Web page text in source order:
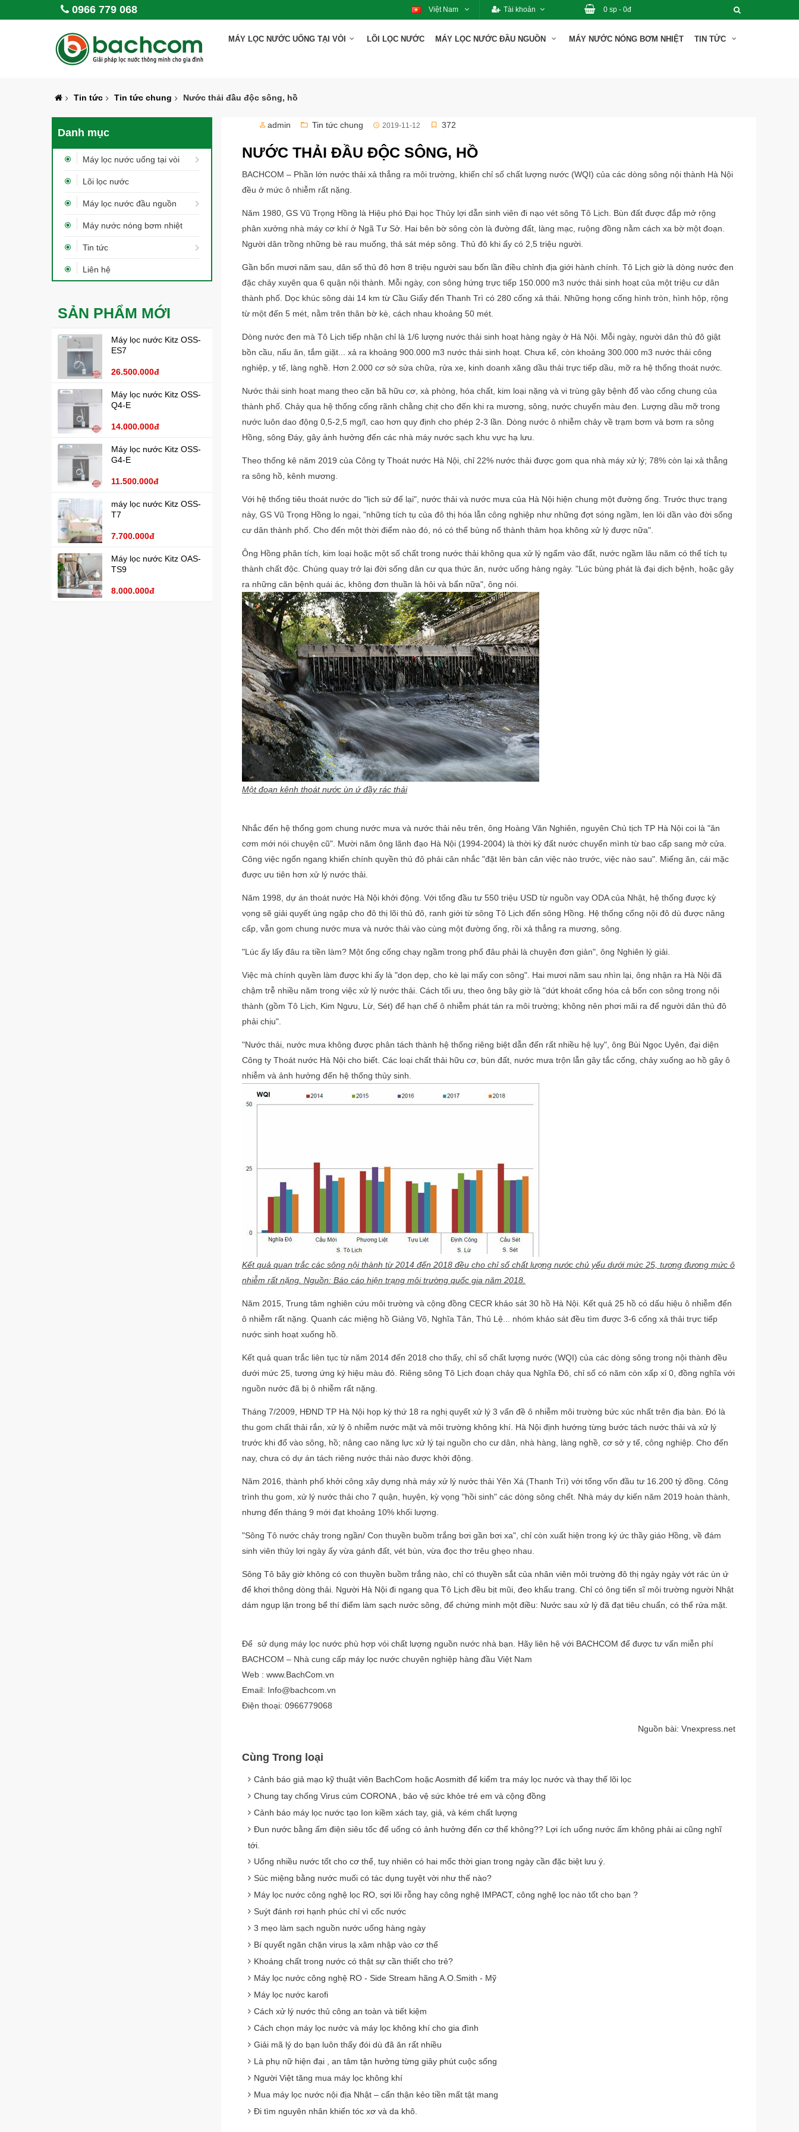
0966 779 068 Việt Nam Tài khoản 0 sp - 0đ
MÁY LỌC NƯỚC UỐNG TẠI VÒI LÕI LỌC NƯỚC MÁY LỌC NƯỚC ĐẦU NGUỒN MÁY NƯỚC NÓNG BƠM NHIỆT TIN TỨC
Tin tức Tin tức chung Nước thải đầu độc sông, hồ
Danh mục
Máy lọc nước uống tại vòi
Lõi lọc nước
Máy lọc nước đầu nguồn
Máy nước nóng bơm nhiệt
Tin tức
Liên hệ
SẢN PHẨM MỚI
Máy lọc nước Kitz OSS-
ES7
26.500.000đ
Máy lọc nước Kitz OSS-
Q4-E
14.000.000đ
Máy lọc nước Kitz OSS-
G4-E
11.500.000đ
máy lọc nước Kitz OSS-
T7
7.700.000đ
Máy lọc nước Kitz OAS-
TS9
8.000.000đ
admin Tin tức chung 2019-11-12 372
NƯỚC THẢI ĐẦU ĐỘC SÔNG, HỒ
BACHCOM – Phần lớn nước thải xả thẳng ra môi trường, khiến chỉ số chất lượng nước (WQI) của các dòng sông nội thành Hà Nội
đều ở mức ô nhiễm rất nặng.
Năm 1980, GS Vũ Trọng Hồng là Hiệu phó Đại học Thủy lợi dẫn sinh viên đi nạo vét sông Tô Lịch. Bùn đất được đắp mở rộng
phân xưởng nhà máy cơ khí ở Ngã Tư Sở. Hai bên bờ sông còn là đường đất, làng mạc, ruộng đồng nằm cách xa bờ một đoạn.
Người dân trồng những bè rau muống, thả sát mép sông. Thủ đô khi ấy có 2,5 triệu người.
Gần bốn mươi năm sau, dân số thủ đô hơn 8 triệu người sau bốn lần điều chỉnh địa giới hành chính. Tô Lịch giờ là dòng nước đen
đặc chảy xuyên qua 6 quận nội thành. Mỗi ngày, con sông hứng trực tiếp 150.000 m3 nước thải sinh hoạt của một triệu cư dân
thành phố. Dọc khúc sông dài 14 km từ Cầu Giấy đến Thanh Trì có 280 cống xả thải. Những họng cống hình tròn, hình hộp, rộng
từ một đến 5 mét, nằm trên thân bờ kè, cách nhau khoảng 50 mét.
Dòng nước đen mà Tô Lịch tiếp nhận chỉ là 1/6 lượng nước thải sinh hoạt hàng ngày ở Hà Nội. Mỗi ngày, người dân thủ đô giật
bồn cầu, nấu ăn, tắm giặt... xả ra khoảng 900.000 m3 nước thải sinh hoạt. Chưa kể, còn khoảng 300.000 m3 nước thải công
nghiệp, y tế, làng nghề. Hơn 2.000 cơ sở sửa chữa, rửa xe, kinh doanh xăng dầu thải trực tiếp dầu, mỡ ra hệ thống thoát nước.
Nước thải sinh hoạt mang theo cặn bã hữu cơ, xà phòng, hóa chất, kim loại nặng và vi trùng gây bệnh đổ vào cống chung của
thành phố. Chảy qua hệ thống cống rãnh chằng chịt cho đến khi ra mương, sông, nước chuyển màu đen. Lượng dầu mỡ trong
nước luôn dao động 0,5-2,5 mg/l, cao hơn quy định cho phép 2-3 lần. Dòng nước ô nhiễm chảy về trạm bơm và bơm ra sông
Hồng, sông Đáy, gây ảnh hưởng đến các nhà máy nước sạch khu vực hạ lưu.
Theo thống kê năm 2019 của Công ty Thoát nước Hà Nội, chỉ 22% nước thải được gom qua nhà máy xử lý; 78% còn lại xả thẳng
ra sông hồ, kênh mương.
Với hệ thống tiêu thoát nước do "lịch sử để lại", nước thải và nước mưa của Hà Nội hiện chung một đường ống. Trước thực trạng
này, GS Vũ Trọng Hồng lo ngại, "những tích tụ của đô thị hóa lẫn công nghiệp như những đợt sóng ngầm, len lỏi dần vào đời sống
cư dân thành phố. Cho đến một thời điểm nào đó, nó có thể bùng nổ thành thảm họa không xử lý được nữa".
Ông Hồng phân tích, kim loại hoặc một số chất trong nước thải không qua xử lý ngấm vào đất, nước ngầm lâu năm có thể tích tụ
thành chất độc. Chúng quay trở lại đời sống dân cư qua thức ăn, nước uống hàng ngày. "Lúc bùng phát là đại dịch bệnh, hoặc gây
ra những căn bệnh quái ác, không đơn thuần là hôi và bẩn nữa", ông nói.
Một đoạn kênh thoát nước ùn ứ đầy rác thải
Nhắc đến hệ thống gom chung nước mưa và nước thải nêu trên, ông Hoàng Văn Nghiên, nguyên Chủ tịch TP Hà Nội coi là "ăn
cơm mới nói chuyện cũ". Mười năm ông lãnh đạo Hà Nội (1994-2004) là thời kỳ đất nước chuyển mình từ bao cấp sang mở cửa.
Công việc ngổn ngang khiến chính quyền thủ đô phải cân nhắc "đặt lên bàn cân việc nào trước, việc nào sau". Miếng ăn, cái mặc
được ưu tiên hơn xử lý nước thải.
Năm 1998, dự án thoát nước Hà Nội khởi động. Với tổng đầu tư 550 triệu USD từ nguồn vay ODA của Nhật, hệ thống được kỳ
vọng sẽ giải quyết úng ngập cho đô thị lõi thủ đô, ranh giới từ sông Tô Lịch đến sông Hồng. Hệ thống cống nội đô dù được nâng
cấp, vẫn gom chung nước mưa và nước thải vào cùng một đường ống, rồi xả thẳng ra mương, sông.
"Lúc ấy lấy đâu ra tiền làm? Một ống cống chạy ngầm trong phố đâu phải là chuyện đơn giản", ông Nghiên lý giải.
Việc mà chính quyền làm được khi ấy là "dọn dẹp, cho kè lại mấy con sông". Hai mươi năm sau nhìn lại, ông nhận ra Hà Nội đã
chậm trễ nhiều năm trong việc xử lý nước thải. Cách tối ưu, theo ông bây giờ là "dứt khoát cống hóa cả bốn con sông trong nội
thành (gồm Tô Lịch, Kim Ngưu, Lừ, Sét) để hạn chế ô nhiễm phát tán ra môi trường; không nên phơi mãi ra để người dân thủ đô
phải chịu".
"Nước thải, nước mưa không được phân tách thành hệ thống riêng biệt dẫn đến rất nhiều hệ lụy", ông Bùi Ngọc Uyên, đại diện
Công ty Thoát nước Hà Nội cho biết. Các loại chất thải hữu cơ, bùn đất, nước mưa trộn lẫn gây tắc cống, chảy xuống ao hồ gây ô
nhiễm và ảnh hưởng đến hệ thống thủy sinh.
Kết quả quan trắc các sông nội thành từ 2014 đến 2018 đều cho chỉ số chất lượng nước chủ yếu dưới mức 25, tương đương mức ô
nhiễm rất nặng. Nguồn: Báo cáo hiện trạng môi trường quốc gia năm 2018.
Năm 2015, Trung tâm nghiên cứu môi trường và cộng đồng CECR khảo sát 30 hồ Hà Nội. Kết quả 25 hồ có dấu hiệu ô nhiễm đến
ô nhiễm rất nặng. Quanh các miệng hồ Giảng Võ, Nghĩa Tân, Thủ Lệ... nhóm khảo sát đều tìm được 3-6 cống xả thải trực tiếp
nước sinh hoạt xuống hồ.
Kết quả quan trắc liên tục từ năm 2014 đến 2018 cho thấy, chỉ số chất lượng nước (WQI) của các dòng sông trong nội thành đều
dưới mức 25, tương ứng ký hiệu màu đỏ. Riêng sông Tô Lịch đoạn chảy qua Nghĩa Đô, chỉ số có năm còn xấp xỉ 0, đồng nghĩa với
nguồn nước đã bị ô nhiễm rất nặng.
Tháng 7/2009, HĐND TP Hà Nội họp kỳ thứ 18 ra nghị quyết xử lý 3 vấn đề ô nhiễm môi trường bức xúc nhất trên địa bàn. Đó là
thu gom chất thải rắn, xử lý ô nhiễm nước mặt và môi trường không khí. Hà Nội định hướng từng bước tách nước thải và xử lý
trước khi đổ vào sông, hồ; nâng cao năng lực xử lý tại nguồn cho cư dân, nhà hàng, làng nghề, cơ sở y tế, công nghiệp. Cho đến
nay, chưa có dự án tách riêng nước thải nào được khởi động.
Năm 2016, thành phố khởi công xây dựng nhà máy xử lý nước thải Yên Xá (Thanh Trì) với tổng vốn đầu tư 16.200 tỷ đồng. Công
trình thu gom, xử lý nước thải cho 7 quận, huyện, kỳ vọng "hồi sinh" các dòng sông chết. Nhà máy dự kiến năm 2019 hoàn thành,
nhưng đến tháng 9 mới đạt khoảng 10% khối lượng.
"Sông Tô nước chảy trong ngần/ Con thuyền buồm trắng bơi gần bơi xa", chỉ còn xuất hiện trong ký ức thầy giáo Hồng, về đám
sinh viên thủy lợi ngày ấy vừa gánh đất, vét bùn, vừa đọc thơ trêu ghẹo nhau.
Sông Tô bây giờ không có con thuyền buồm trắng nào, chỉ có thuyền sắt của nhân viên môi trường đô thị ngày ngày vớt rác ùn ứ
để khơi thông dòng thải. Người Hà Nội đi ngang qua Tô Lịch đều bịt mũi, đeo khẩu trang. Chỉ có ông tiến sĩ môi trường người Nhật
dám ngụp lặn trong bể thí điểm làm sạch nước sông, để chứng minh một điều: Nước sau xử lý đã đạt tiêu chuẩn, có thể rửa mặt.
Để sử dụng máy lọc nước phù hợp vói chất lượng nguồn nước nhà bạn. Hãy liên hệ với BACHCOM để được tư vấn miễn phí
BACHCOM – Nhà cung cấp máy lọc nước chuyên nghiệp hàng đầu Việt Nam
Web : www.BachCom.vn
Email: Info@bachcom.vn
Điện thoại: 0966779068
Nguồn bài: Vnexpress.net
Cùng Trong loại
Cảnh báo giả mạo kỹ thuật viên BachCom hoặc Aosmith để kiểm tra máy lọc nước và thay thế lõi lọc
Chung tay chống Virus cúm CORONA , bảo vệ sức khỏe trẻ em và cộng đồng
Cảnh báo máy lọc nước tạo Ion kiềm xách tay, giả, và kém chất lượng
Đun nước bằng ấm điện siêu tốc để uống có ảnh hưởng đến cơ thể không?? Lợi ích uống nước ấm không phải ai cũng nghĩ
tới.
Uống nhiều nước tốt cho cơ thể, tuy nhiên có hai mốc thời gian trong ngày cần đặc biệt lưu ý.
Súc miệng bằng nước muối có tác dụng tuyệt vời như thế nào?
Máy lọc nước công nghệ lọc RO, sợi lõi rỗng hay công nghệ IMPACT, công nghệ lọc nào tốt cho bạn ?
Suýt đánh rơi hạnh phúc chỉ vì cốc nước
3 mẹo làm sạch nguồn nước uống hàng ngày
Bí quyết ngăn chặn virus lạ xâm nhập vào cơ thể
Khoáng chất trong nước có thật sự cần thiết cho trẻ?
Máy lọc nước công nghệ RO - Side Stream hãng A.O.Smith - Mỹ
Máy lọc nước karofi
Cách xử lý nước thủ công an toàn và tiết kiệm
Cách chọn máy lọc nước và máy lọc không khí cho gia đình
Giải mã lý do bạn luôn thấy đói dù đã ăn rất nhiều
Là phụ nữ hiện đại , an tâm tận hưởng từng giây phút cuộc sống
Người Việt tăng mua máy lọc không khí
Mua máy lọc nước nội địa Nhật – cẩn thận kẻo tiền mất tật mang
Đi tìm nguyên nhân khiến tóc xơ và da khô.